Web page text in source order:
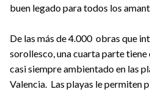
buen legado para todos los
De las más de 4.000 obras que
sorollesco, una cuarta parte
casi siempre ambientado en las
Valencia. Las playas le permiten